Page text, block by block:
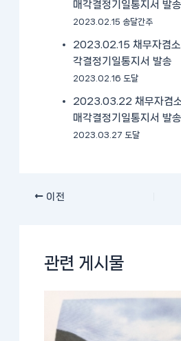
매각결정기일통지서 발송
2023.02.15 송달간주
2023.02.15 채무자겸소
각결정기일통지서 발송
2023.02.16 도달
2023.03.22 채무자겸
매각결정기일통지서 발송
2023.03.27 도달
이전
관련 게시물